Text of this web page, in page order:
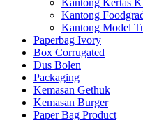
Kantong Kertas
Kantong
Kantong Model
Paperbag Ivory
Box Corrugated
Dus Bolen
Packaging
Kemasan Gethuk
Kemasan Burger
Paper Bag Product